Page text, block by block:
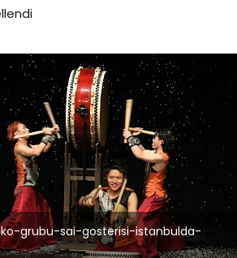
grubu-sai-gosterisi-istanbulda-